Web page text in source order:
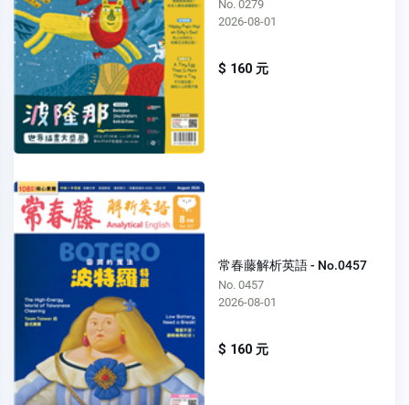
No. 0279
2026-08-01
$ 160 元
常春藤解析英語 - No.0457
No. 0457
2026-08-01
$ 160 元